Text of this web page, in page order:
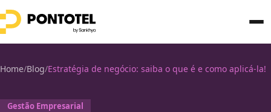
Home/Blog/Estratégia de negócio: saiba o que é e como aplicá-la!
Gestão Empresarial